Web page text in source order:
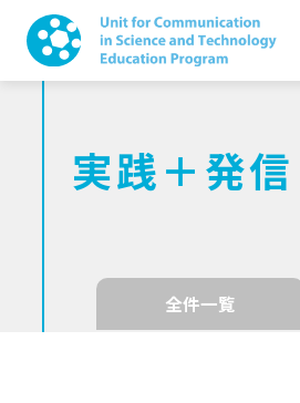
実践＋発信
全件一覧